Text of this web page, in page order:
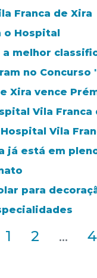
Franca de Xira
o Hospital
a melhor
no Concurso
Xira vence
Vila Franca
Vila
já está em
para
1 2 ... 4